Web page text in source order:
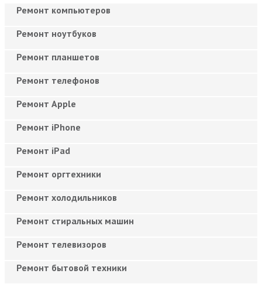
Ремонт компьютеров
Ремонт ноутбуков
Ремонт планшетов
Ремонт телефонов
Ремонт Apple
Ремонт iPhone
Ремонт iPad
Ремонт оргтехники
Ремонт холодильников
Ремонт стиральных машин
Ремонт телевизоров
Ремонт бытовой техники